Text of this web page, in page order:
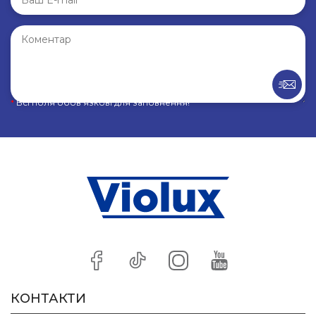
*Всі поля обов’язкові для заповнення!
КОНТАКТИ